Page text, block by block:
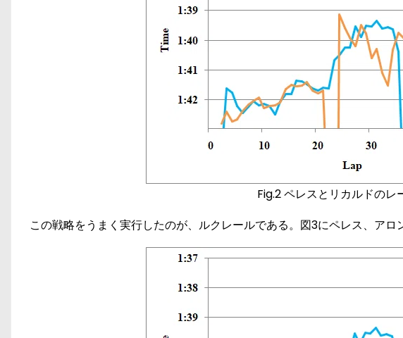
Fig.2 ペレスとリカルドのレ
この戦略をうまく実行したのが、ルクレールである。図3にペレス、アロ